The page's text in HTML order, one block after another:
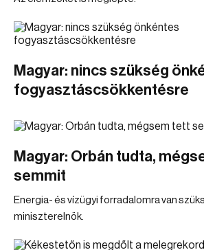
Magyar: nincs szükség
fogyasztáscsökkentésre
Magyar: Orbán tudta,
semmit
Energia- és vízügyi forradalomra van
miniszterelnök.